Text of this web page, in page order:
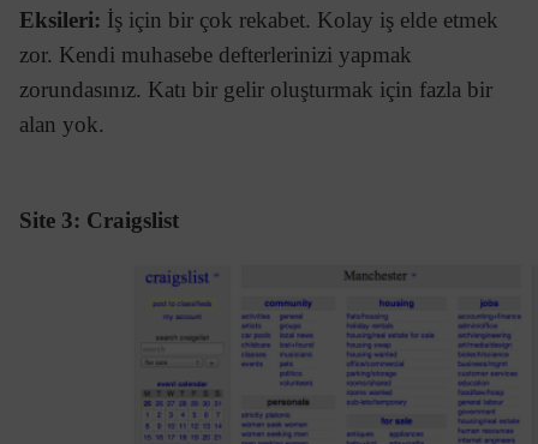
Eksileri: İş için bir çok rekabet. Kolay iş elde etmek
zor. Kendi muhasebe defterlerinizi yapmak
zorundasınız. Katı bir gelir oluşturmak için fazla bir
alan yok.
Site 3: Craigslist